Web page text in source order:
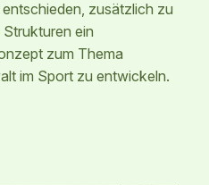
zusätzlich zu
ein
zum Thema
im Sport zu entwickeln.